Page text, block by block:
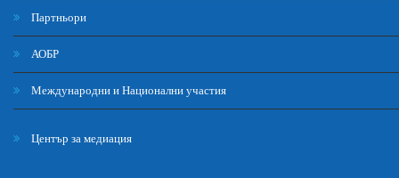
Партньори
АОБР
Международни и Национални участия
Център за медиация